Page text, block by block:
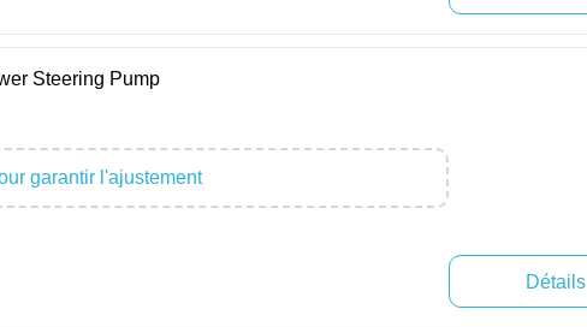
Steering Pump
garantir l'ajustement
Détails